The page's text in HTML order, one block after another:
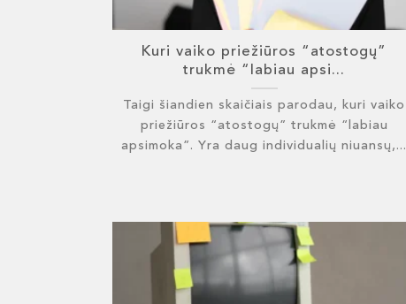
Kuri vaiko priežiūros “atostogų”
trukmė “labiau apsi...
Taigi šiandien skaičiais parodau, kuri vaiko
priežiūros “atostogų” trukmė “labiau
apsimoka”. Yra daug individualių niuansų,...